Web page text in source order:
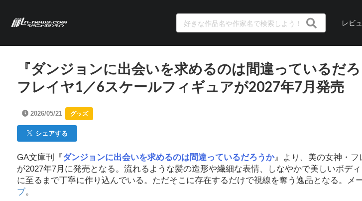
レビ
『ダンジョンに出会いを求めるのは間違っているだ
フレイヤ1／6スケールフィギュアが2027年7月発売
2026/05/21 グッズ
シェアする
GA文庫刊『 ダンジョンに出会いを求めるのは間違っているだろうか』より、美の女神・
が2027年7月に発売となる。流れるような髪の造形や繊細な表情、しなやかで美しいボデ
に至るまで丁寧に作り込んでいる。ただそこに存在するだけで視線を奪う逸品となる。メ
ブ。